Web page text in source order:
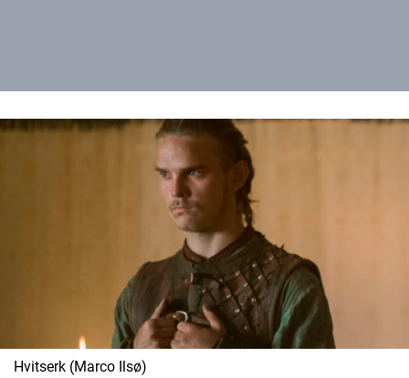
Hvitserk (Marco Ilsø)